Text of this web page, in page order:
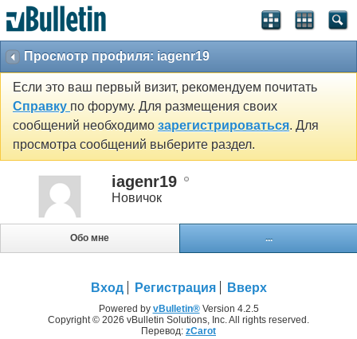
Просмотр профиля: iagenr19
Если это ваш первый визит, рекомендуем почитать
Справку по форуму. Для размещения своих
сообщений необходимо зарегистрироваться. Для
просмотра сообщений выберите раздел.
iagenr19
Новичок
Обо мне ...
Вход Регистрация Вверх
Powered by vBulletin®Version 4.2.5
Copyright © 2026 vBulletin Solutions, Inc. All rights reserved.
Перевод: zCarot